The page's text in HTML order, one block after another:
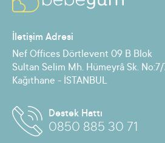
İletişim Adresi
Nef Offices Dörtlevent 09 B Blok
Sultan Selim Mh. Hümeyrâ Sk.
Kağıthane - İSTANBUL
Destek Hattı
0850 885 30 71